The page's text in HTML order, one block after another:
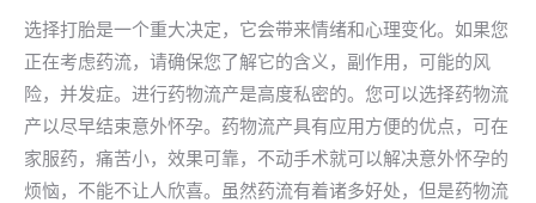
选择打胎是一个重大决定，它会带来情绪和心理变化。如果您
正在考虑药流，请确保您了解它的含义，副作用，可能的风
险，并发症。进行药物流产是高度私密的。您可以选择药物流
产以尽早结束意外怀孕。药物流产具有应用方便的优点，可在
家服药，痛苦小，效果可靠，不动手术就可以解决意外怀孕的
烦恼，不能不让人欣喜。虽然药流有着诸多好处，但是药物流